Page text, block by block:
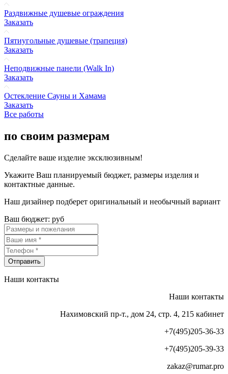
Раздвижные душевые ограждения
Заказать
Пятиугольные душевые (трапеция)
Заказать
Неподвижные панели (Walk In)
Заказать
Остекление Сауны и Хамама
Заказать
Все работы
по своим размерам
Сделайте ваше изделие эксклюзивным!
Укажите Ваш планируемый бюджет, размеры изделия и
контактные данные.
Наш дизайнер подберет оригинальный и необычный вариант
Ваш бюджет: руб
Отправить
Наши контакты
Наши контакты
Нахимовский пр-т., дом 24, стр. 4, 215 кабинет
+7(495)205-36-33
+7(495)205-39-33
zakaz@rumar.pro